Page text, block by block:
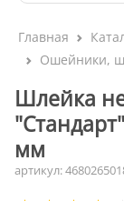
Главная
Ошейники,
Шлейка
мм
артикул: